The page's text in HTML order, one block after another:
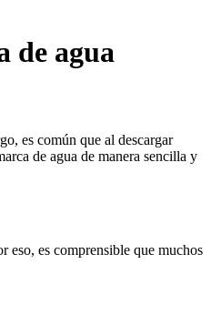
de agua
es común que al descargar
de agua de manera sencilla y
eso, es comprensible que muchos